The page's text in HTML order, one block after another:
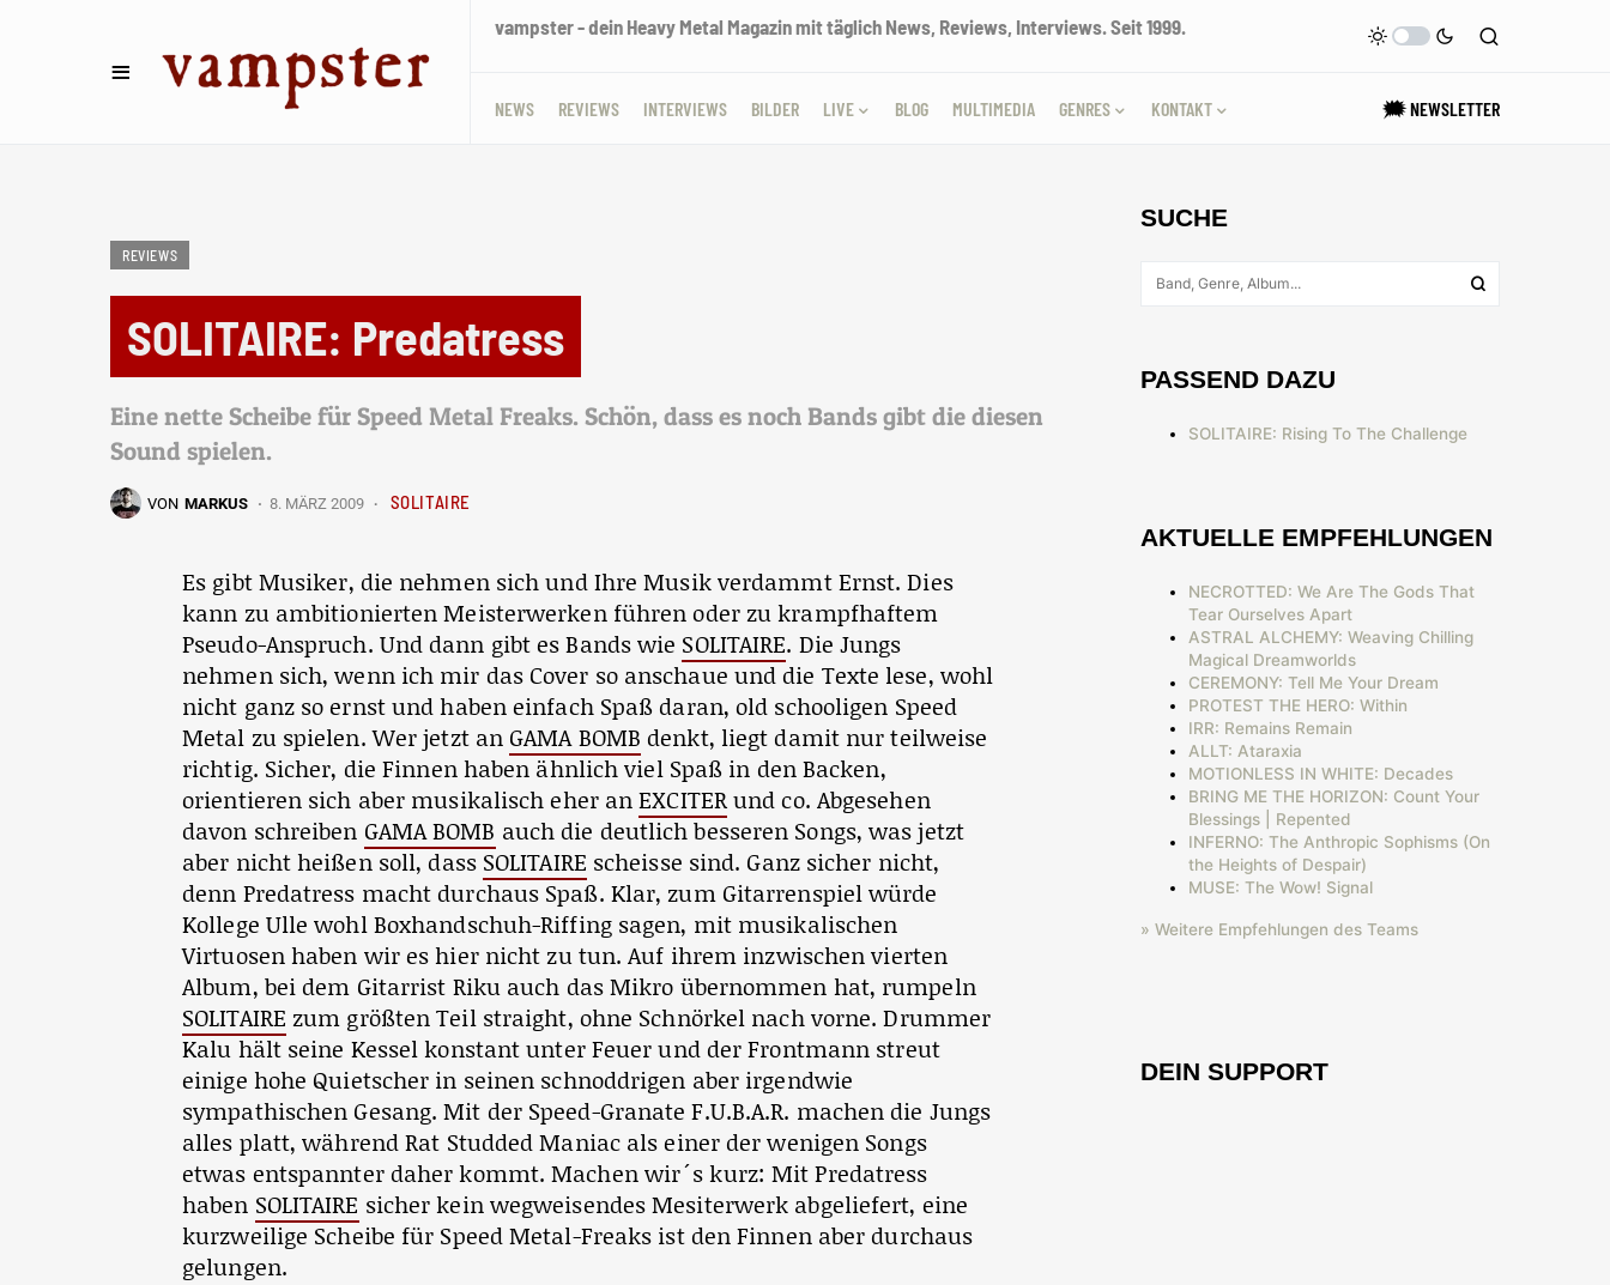
vampster - dein Heavy Metal Magazin mit täglich News, Reviews, Interviews. Seit 1999.
NEWS REVIEWS INTERVIEWS BILDER LIVE BLOG MULTIMEDIA GENRES KONTAKT 🗯 NEWSLETTER
REVIEWS
SOLITAIRE: Predatress
Eine nette Scheibe für Speed Metal Freaks. Schön, dass es noch Bands gibt die diesen
Sound spielen.
VON MARKUS 8. MÄRZ 2009 SOLITAIRE
Es gibt Musiker, die nehmen sich und Ihre Musik verdammt Ernst. Dies
kann zu ambitionierten Meisterwerken führen oder zu krampfhaftem
Pseudo-Anspruch. Und dann gibt es Bands wie SOLITAIRE. Die Jungs
nehmen sich, wenn ich mir das Cover so anschaue und die Texte lese, wohl
nicht ganz so ernst und haben einfach Spaß daran, old schooligen Speed
Metal zu spielen. Wer jetzt an GAMA BOMB denkt, liegt damit nur teilweise
richtig. Sicher, die Finnen haben ähnlich viel Spaß in den Backen,
orientieren sich aber musikalisch eher anEXCITERund co. Abgesehen
davon schreiben GAMA BOMB auch die deutlich besseren Songs, was jetzt
aber nicht heißen soll, dass SOLITAIRE scheisse sind. Ganz sicher nicht,
denn Predatress macht durchaus Spaß. Klar, zum Gitarrenspiel würde
Kollege Ulle wohl Boxhandschuh-Riffing sagen, mit musikalischen
Virtuosen haben wir es hier nicht zu tun. Auf ihrem inzwischen vierten
Album, bei dem Gitarrist Riku auch das Mikro übernommen hat, rumpeln
SOLITAIRE zum größten Teil straight, ohne Schnörkel nach vorne. Drummer
Kalu hält seine Kessel konstant unter Feuer und der Frontmann streut
einige hohe Quietscher in seinen schnoddrigen aber irgendwie
sympathischen Gesang. Mit der Speed-Granate F.U.B.A.R. machen die Jungs
alles platt, während Rat Studded Maniac als einer der wenigen Songs
etwas entspannter daher kommt. Machen wir´s kurz: Mit Predatress
haben SOLITAIRE sicher kein wegweisendes Mesiterwerk abgeliefert, eine
kurzweilige Scheibe für Speed Metal-Freaks ist den Finnen aber durchaus
gelungen.
SUCHE
PASSEND DAZU
SOLITAIRE: Rising To The Challenge
AKTUELLE EMPFEHLUNGEN
NECROTTED: We Are The Gods That
Tear Ourselves Apart
ASTRAL ALCHEMY: Weaving Chilling
Magical Dreamworlds
CEREMONY: Tell Me Your Dream
PROTEST THE HERO: Within
IRR: Remains Remain
ALLT: Ataraxia
MOTIONLESS IN WHITE: Decades
BRING ME THE HORIZON: Count Your
Blessings | Repented
INFERNO: The Anthropic Sophisms (On
the Heights of Despair)
MUSE: The Wow! Signal
» Weitere Empfehlungen des Teams
DEIN SUPPORT